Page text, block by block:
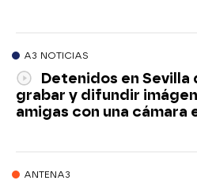
A3 NOTICIAS
Detenidos en Sevilla
grabar y difundir
amigas con una cámara
ANTENA3